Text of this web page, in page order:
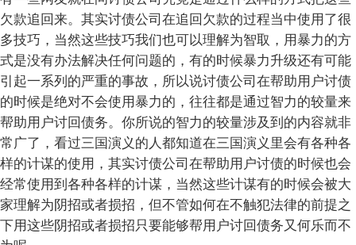
欠款追回来。其实讨债公司在追回欠款的过程当中使用了很
多技巧，当然这些技巧我们也可以理解为智取，用暴力的方
式是没有办法解决任何问题的，有的时候暴力升级还有可能
引起一系列的严重的事故，所以说讨债公司在帮助用户讨债
的时候是绝对不会使用暴力的，往往都是通过智力的较量来
帮助用户讨回债务。你所说的智力的较量涉及到的内容就非
常广了，看过三国演义的人都知道在三国演义里会有各种各
样的计谋的使用，其实讨债公司在帮助用户讨债的时候也会
经常使用到各种各样的计谋，当然这些计谋有的时候会被大
家理解为阴招或者损招，但不管如何在不触犯法律的前提之
下用这些阴招或者损招只要能够帮用户讨回债务又何乐而不